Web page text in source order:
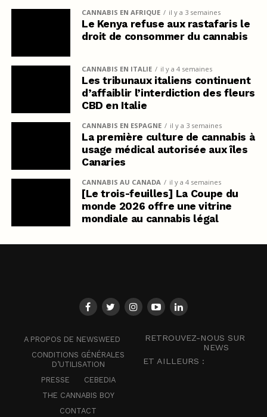
CANNABIS EN AFRIQUE il y a 3 semaines
Le Kenya refuse aux rastafaris le
droit de consommer du cannabis
CANNABIS EN ITALIE il y a 4 semaines
Les tribunaux italiens continuent
d’affaiblir l’interdiction des fleurs
CBD en Italie
CANNABIS EN ESPAGNE il y a 3 semaines
La première culture de cannabis à
usage médical autorisée aux îles
Canaries
CANNABIS AU CANADA il y a 4 semaines
[Le trois-feuilles] La Coupe du
monde 2026 offre une vitrine
mondiale au cannabis légal
A PROPOS DE NEWSWEED
CONDITIONS GÉNÉRALES
D’UTILISATION
PRESSE
CEBEDIA
THE CANNABIS BOY
CONTACT
RETROUVEZ-NOUS SUR
NEWS
ET AILLEURS :